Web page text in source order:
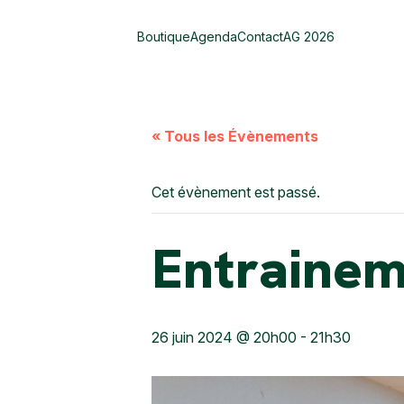
BoutiqueAgendaContactAG 2026
« Tous les Évènements
Cet évènement est passé.
26 juin 2024 @ 20h00 - 21h30